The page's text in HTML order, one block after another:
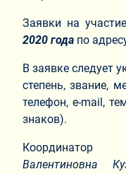
Заявки на
2020 года по
В заявке следует
степень, звание,
телефон, е-mail,
знаков).
Валентиновна